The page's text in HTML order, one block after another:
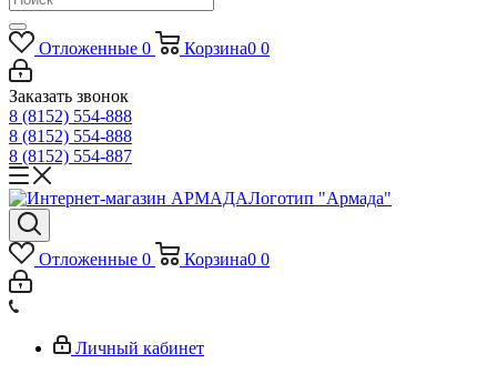
Отложенные 0 Корзина0 0
Заказать звонок
8 (8152) 554-888
8 (8152) 554-888
8 (8152) 554-887
Логотип "Армада"
Отложенные 0 Корзина0 0
Личный кабинет